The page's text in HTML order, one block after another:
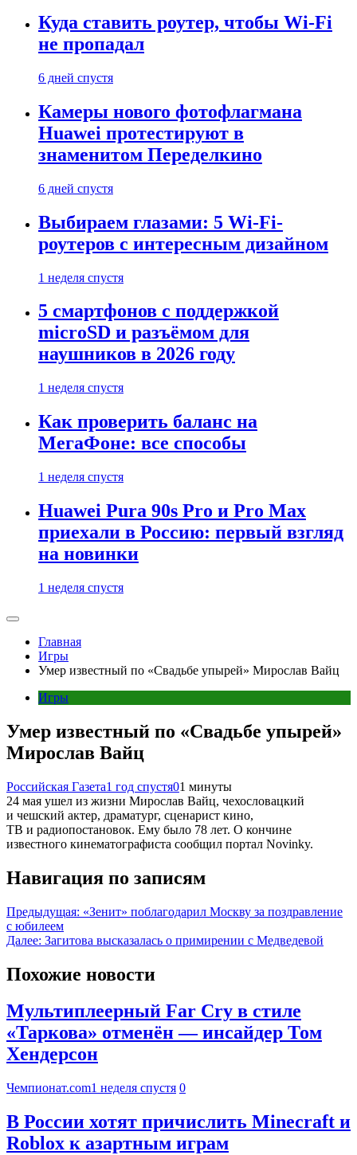
Куда ставить роутер, чтобы Wi-Fi
не пропадал
6 дней спустя
Камеры нового фотофлагмана
Huawei протестируют в
знаменитом Переделкино
6 дней спустя
Выбираем глазами: 5 Wi-Fi-
роутеров с интересным дизайном
1 неделя спустя
5 смартфонов с поддержкой
microSD и разъёмом для
наушников в 2026 году
1 неделя спустя
Как проверить баланс на
МегаФоне: все способы
1 неделя спустя
Huawei Pura 90s Pro и Pro Max
приехали в Россию: первый взгляд
на новинки
1 неделя спустя
Главная
Игры
Умер известный по «Свадьбе упырей» Мирослав Вайц
Игры
Умер известный по «Свадьбе упырей»
Мирослав Вайц
Российская Газета1 год спустя01 минуты
24 мая ушел из жизни Мирослав Вайц, чехословацкий
и чешский актер, драматург, сценарист кино,
ТВ и радиопостановок. Ему было 78 лет. О кончине
известного кинематографиста сообщил портал Novinky.
Навигация по записям
Предыдущая: «Зенит» поблагодарил Москву за поздравление
с юбилеем
Далее: Загитова высказалась о примирении с Медведевой
Похожие новости
Мультиплеерный Far Cry в стиле
«Таркова» отменён — инсайдер Том
Хендерсон
Чемпионат.com1 неделя спустя 0
В России хотят причислить Minecraft и
Roblox к азартным играм